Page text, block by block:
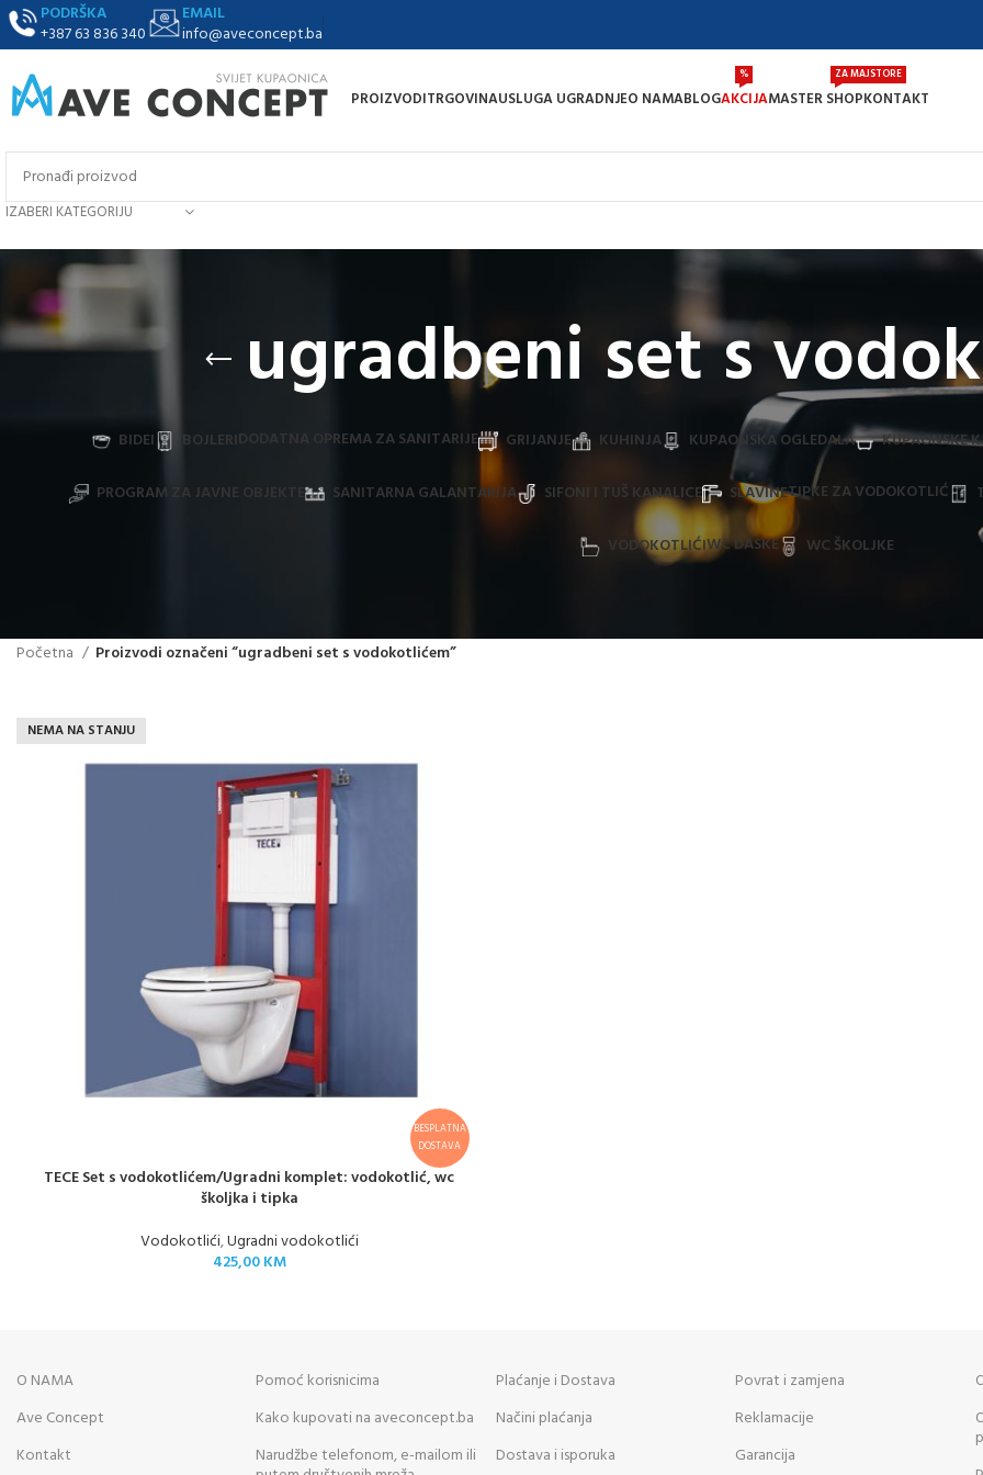
PODRŠKA
+387 63 836 340
EMAIL
info@aveconcept.ba
PROIZVODITRGOVINAUSLUGA UGRADNJEO NAMABLOGAKCIJA
%
MASTER SHOP
ZA MAJSTORE
KONTAKT
IZABERI KATEGORIJU
ugradbeni set s
BIDEI BOJLERIDODATNA OPREMA ZA SANITARIJE GRIJANJE KUHINJA KUPAONSKA OGLEDALA KUPAONSKE
PROGRAM ZA JAVNE OBJEKTE SANITARNA GALANTARIJA SIFONI I TUŠ KANALICE SLAVINETIPKE ZA VODOKOTLIĆ
VODOKOTLIĆIWC DASKE WC ŠKOLJKE
Početna Proizvodi označeni “ugradbeni set s vodokotlićem”
NEMA NA STANJU
BESPLATNA
DOSTAVA
TECE Set s vodokotlićem/Ugradni komplet: vodokotlić, wc
školjka i tipka
Vodokotlići,Ugradni vodokotlići
425,00KM
O NAMA
Ave Concept
Kontakt
Pomoć korisnicima
Kako kupovati na aveconcept.ba
Narudžbe telefonom, e-mailom ili
Plaćanje i Dostava
Načini plaćanja
Dostava i isporuka
Povrat i zamjena
Reklamacije
Garancija